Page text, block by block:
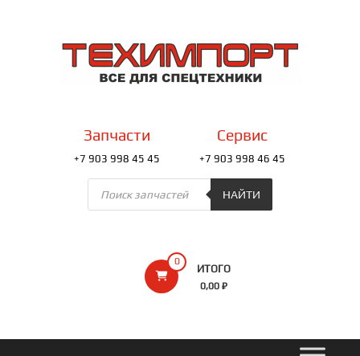
содержимомуТЕХИМПОРТ
Всё
0
ИТОГО
0,00 ₽
Запчасти
+7 903 998 45 45
Сервис
+7 903 998 46 45
Поиск
товаров
НАЙТИ